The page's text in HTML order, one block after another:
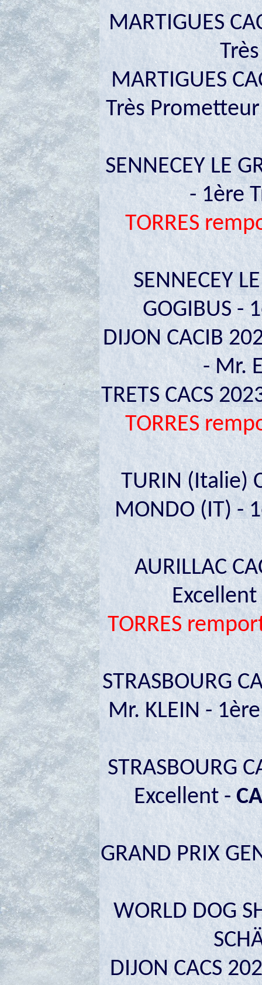
MARTIGUES
MARTIGUES
Très
SENNECEY LE
- 1ère
TORRES
SENNECEY
GOGIBUS -
DIJON CACIB
- Mr.
TRETS CACS
TORRES
TURIN (Italie)
MONDO (IT) -
AURILLAC
TORRES
STRASBOURG
Mr. KLEIN -
STRASBOURG
Excellent -
GRAND PRIX
WORLD DOG
DIJON CACS